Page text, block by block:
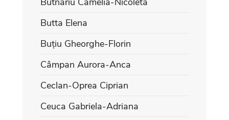
Butta Elena
Buțiu Gheorghe-Florin
Câmpan Aurora-Anca
Ceclan-Oprea Ciprian
Ceuca Gabriela-Adriana